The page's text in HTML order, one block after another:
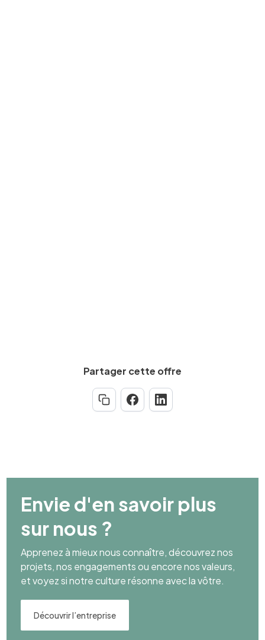
Partager cette offre
Envie d'en savoir plus
sur nous ?
Apprenez à mieux nous connaître, découvrez nos
projets, nos engagements ou encore nos valeurs,
et voyez si notre culture résonne avec la vôtre.
Découvrir l’entreprise